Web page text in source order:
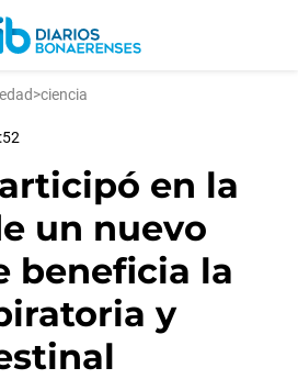
>ciencia
en la
un nuevo
beneficia la
y